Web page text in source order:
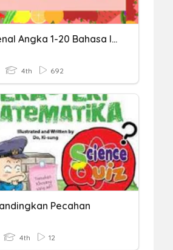
Mengenal Angka 1-20 Bahasa Inggris
4th 692
Pecahan
4th 12